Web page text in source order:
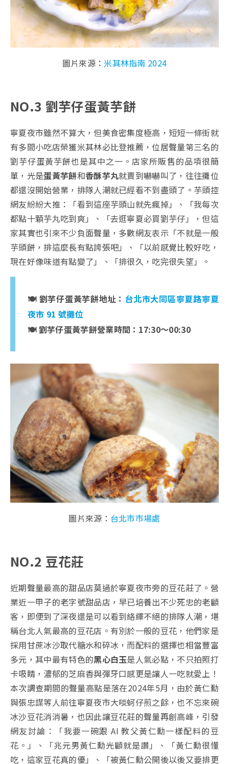
圖片來源：米其林指南 2024
NO.3 劉芋仔蛋黃芋餅
寧夏夜市雖然不算大，但美食密集度極高，短短一條街就
有多間小吃店榮獲米其林必比登推薦，位居聲量第三名的
劉芋仔蛋黃芋餅也是其中之一。店家所販售的品項很簡
單，光是蛋黃芋餅和香酥芋丸就賣到嚇嚇叫了，往往攤位
都還沒開始營業，排隊人潮就已經看不到盡頭了。芋頭控
網友紛紛大推：「看到這座芋頭山就先瘋掉」、「我每次
都點十顆芋丸吃到爽」、「去逛寧夏必買劉芋仔」，但這
家其實也引來不少負面聲量，多數網友表示「不就是一般
芋頭餅，排這麼長有點誇張吧」、「以前感覺比較好吃，
現在好像味道有點變了」、「排很久，吃完很失望」。
🍽️ 劉芋仔蛋黃芋餅地址： 台北市大同區寧夏路寧夏
夜市 91 號攤位
🍽️ 劉芋仔蛋黃芋餅營業時間：17:30～00:30
圖片來源： 台北市市場處
NO.2 豆花莊
近期聲量最高的甜品店莫過於寧夏夜市旁的豆花莊了。營
業近一甲子的老字號甜品店，早已培養出不少死忠的老顧
客，即便到了深夜還是可以看到絡繹不絕的排隊人潮，堪
稱台北人氣最高的豆花店。有別於一般的豆花，他們家是
採用甘蔗冰沙取代糖水和碎冰，而配料的選擇也相當豐富
多元，其中最有特色的黑心白玉是人氣必點，不只拍照打
卡吸睛，濃郁的芝麻香與彈牙口感更是讓人一吃就愛上！
本次調查期間的聲量高點是落在2024年5月，由於黃仁勳
與張忠謀等人前往寧夏夜市大啖蚵仔煎之餘，也不忘來碗
冰沙豆花消消暑，也因此讓豆花莊的聲量再創高峰，引發
網友討論：「我要一碗跟 AI 教父黃仁勳一樣配料的豆
花。」、「兆元男黃仁勳光顧就是讚」、「黃仁勳很懂
吃，這家豆花真的優」、「被黃仁勳公開後以後又要排更